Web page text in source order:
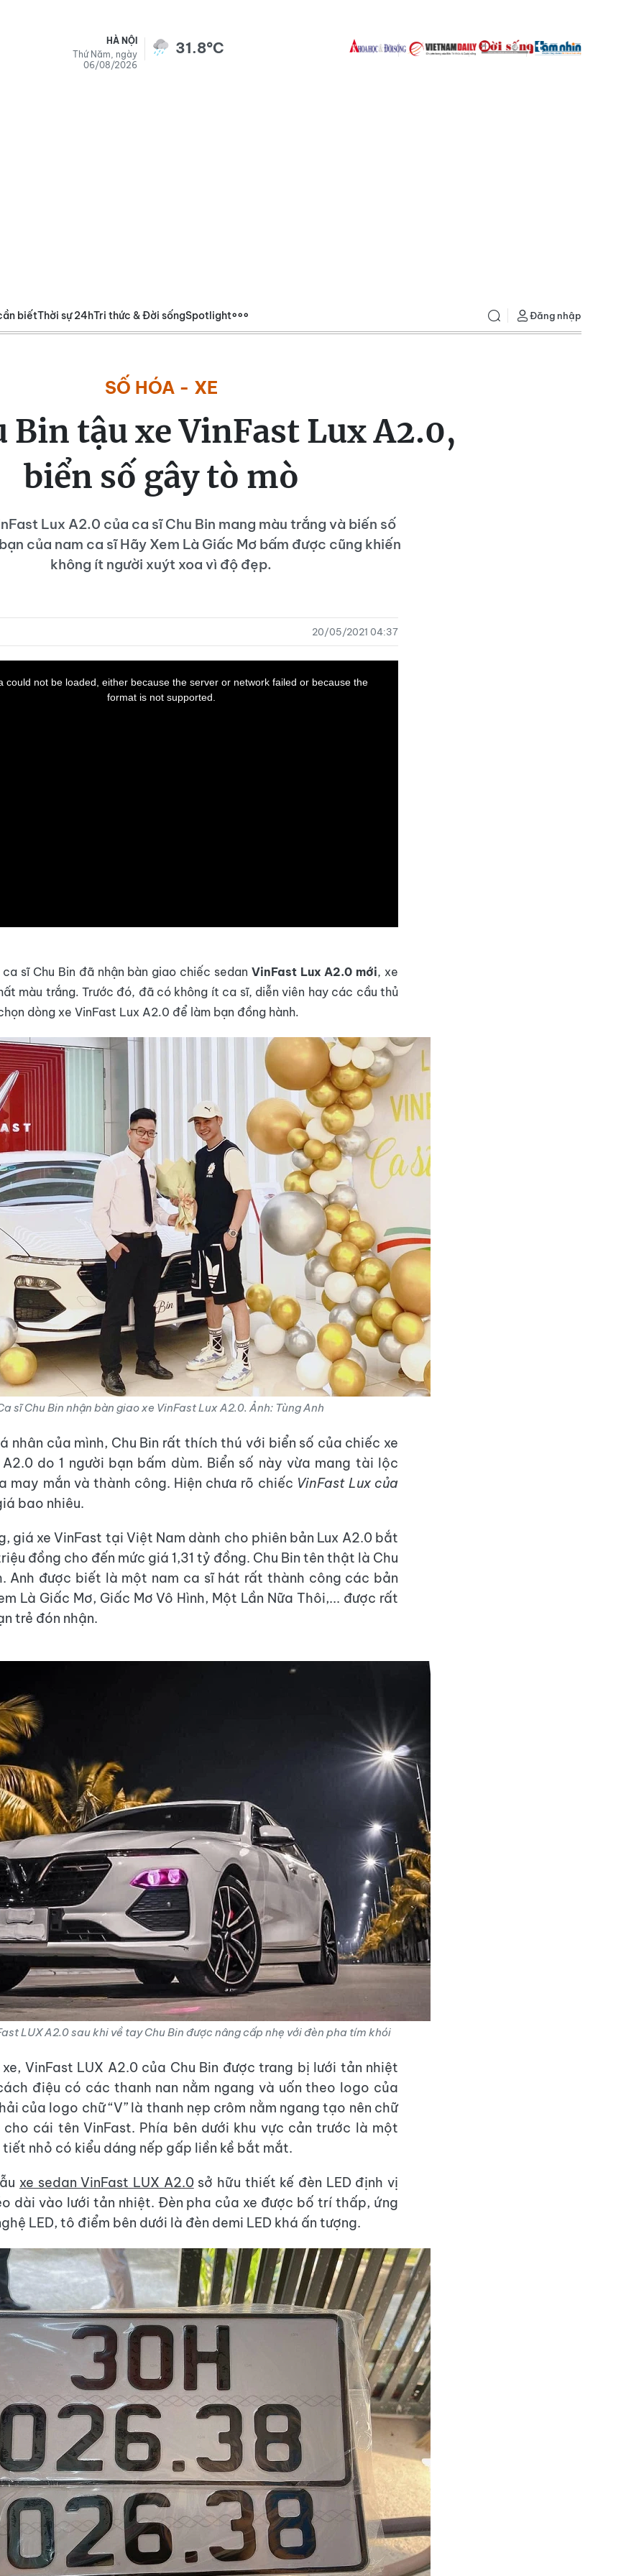
HÀ NỘI
Thứ Năm, ngày
06/08/2026
31.8°C
biếtThời sự 24hTri thức & Đời sốngSpotlight Đăng nhập
SỐ HÓA - XE
Bin tậu xe VinFast Lux A2.0,
biển số gây tò mò
Lux A2.0 của ca sĩ Chu Bin mang màu trắng và biến số
của nam ca sĩ Hãy Xem Là Giấc Mơ bấm được cũng khiến
không ít người xuýt xoa vì độ đẹp.
20/05/2021 04:37
could not be loaded, either because the server or network failed or because the
format is not supported.
sĩ Chu Bin đã nhận bàn giao chiếc sedan VinFast Lux A2.0 mới, xe
màu trắng. Trước đó, đã có không ít ca sĩ, diễn viên hay các cầu thủ
dòng xe VinFast Lux A2.0 để làm bạn đồng hành.
sĩ Chu Bin nhận bàn giao xe VinFast Lux A2.0. Ảnh: Tùng Anh
nhân của mình, Chu Bin rất thích thú với biển số của chiếc xe
A2.0 do 1 người bạn bấm dùm. Biển số này vừa mang tài lộc
may mắn và thành công. Hiện chưa rõ chiếc VinFast Lux của
bao nhiêu.
giá xe VinFast tại Việt Nam dành cho phiên bản Lux A2.0 bắt
đồng cho đến mức giá 1,31 tỷ đồng. Chu Bin tên thật là Chu
Anh được biết là một nam ca sĩ hát rất thành công các bản
Là Giấc Mơ, Giấc Mơ Vô Hình, Một Lần Nữa Thôi,... được rất
trẻ đón nhận.
LUX A2.0 sau khi về tay Chu Bin được nâng cấp nhẹ với đèn pha tím khói
VinFast LUX A2.0 của Chu Bin được trang bị lưới tản nhiệt
điệu có các thanh nan nằm ngang và uốn theo logo của
của logo chữ “V” là thanh nẹp crôm nằm ngang tạo nên chữ
cho cái tên VinFast. Phía bên dưới khu vực cản trước là một
nhỏ có kiểu dáng nếp gấp liền kề bắt mắt.
xe sedan VinFast LUX A2.0sở hữu thiết kế đèn LED định vị
dài vào lưới tản nhiệt. Đèn pha của xe được bố trí thấp, ứng
LED, tô điểm bên dưới là đèn demi LED khá ấn tượng.